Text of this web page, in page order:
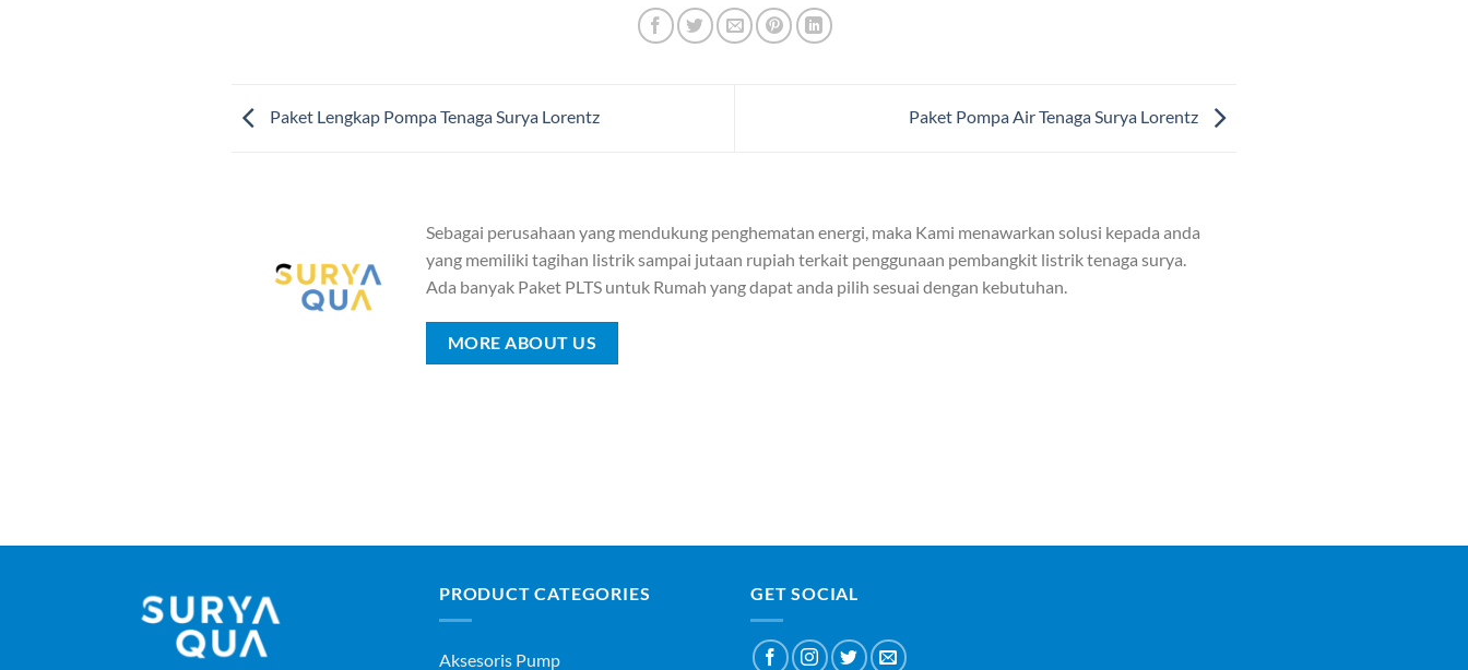
Paket Lengkap Pompa Tenaga Surya Lorentz Paket Pompa Air Tenaga Surya Lorentz
Sebagai perusahaan yang mendukung penghematan energi, maka Kami menawarkan solusi kepada anda
yang memiliki tagihan listrik sampai jutaan rupiah terkait penggunaan pembangkit listrik tenaga surya.
Ada banyak Paket PLTS untuk Rumah yang dapat anda pilih sesuai dengan kebutuhan.
MORE ABOUT US
PRODUCT CATEGORIES
Aksesoris Pump
GET SOCIAL